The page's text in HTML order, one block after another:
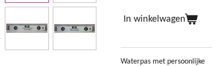
In winkelwagen
Waterpas met persoonlijke